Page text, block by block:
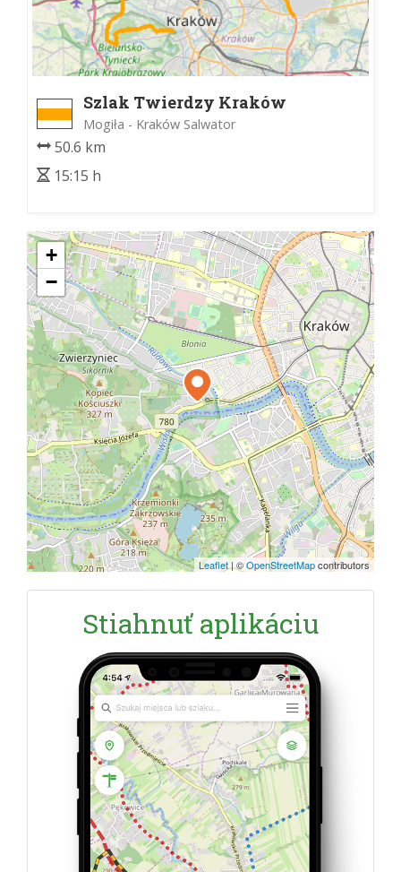
Szlak Twierdzy Kraków
Mogiła - Kraków Salwator
50.6 km
15:15 h
+
−
Leaflet|©OpenStreetMapcontributors
Stiahnuť aplikáciu